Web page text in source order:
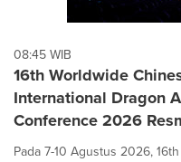
each
option
is
selected.
08:45 WIB
16th Worldwide
International Dragon
Conference 2026
Pada 7-10 Agustus 2026,